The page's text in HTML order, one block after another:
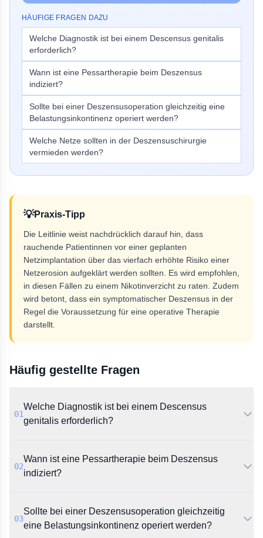
HÄUFIGE FRAGEN DAZU
Welche Diagnostik ist bei einem Descensus genitalis
erforderlich?
Wann ist eine Pessartherapie beim Deszensus
indiziert?
Sollte bei einer Deszensusoperation gleichzeitig eine
Belastungsinkontinenz operiert werden?
Welche Netze sollten in der Deszensuschirurgie
vermieden werden?
💡Praxis-Tipp
Die Leitlinie weist nachdrücklich darauf hin, dass
rauchende Patientinnen vor einer geplanten
Netzimplantation über das vierfach erhöhte Risiko einer
Netzerosion aufgeklärt werden sollten. Es wird empfohlen,
in diesen Fällen zu einem Nikotinverzicht zu raten. Zudem
wird betont, dass ein symptomatischer Deszensus in der
Regel die Voraussetzung für eine operative Therapie
darstellt.
Häufig gestellte Fragen
01
Welche Diagnostik ist bei einem Descensus
genitalis erforderlich?
validierten Fragebögen sowie eine klinische
Untersuchung mit Quantifizierung nach POP-Q. Ein
empfohlen.
02
Wann ist eine Pessartherapie beim Deszensus
indiziert?
bei Wunsch nach konservativer Therapie, nicht
abgeschlossener Familienplanung oder erhöhtem
03
Sollte bei einer Deszensusoperation gleichzeitig
eine Belastungsinkontinenz operiert werden?